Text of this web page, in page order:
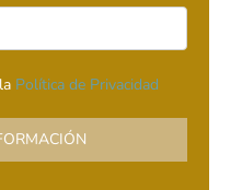
Política de Privacidad